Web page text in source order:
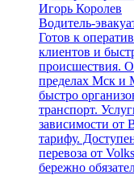
Игорь Королев
Водитель-
Готов к
клиентов и
происшествия.
пределах Мск и
быстро
транспорт.
зависимости от
тарифу.
перевоза от
бережно